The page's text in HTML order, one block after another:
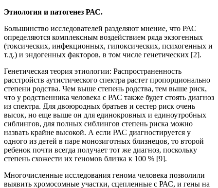
Этиология и патогенез РАС.
Большинство исследователей разделяют мнение, что РАС
определяются комплексным воздействием ряда экзогенных
(токсических, инфекционных, гипоксических, психогенных и
т.д.) и эндогенных факторов, в том числе генетических [2].
Генетическая теория этиологии: Распространенность
расстройств аутистического спектра растет пропорционально
степени родства. Чем выше степень родства, тем выше риск,
что у родственника человека с РАС также будет стоять диагноз
из спектра. Для двоюродных братьев и сестер риск очень
высок, но еще выше он для единокровных и единоутробных
сиблингов, для полных сиблингов степень риска можно
назвать крайне высокой. А если РАС диагностируется у
одного из детей в паре монозиготных близнецов, то второй
ребенок почти всегда получает тот же диагноз, поскольку
степень схожести их геномов близка к 100 % [9].
Многочисленные исследования генома человека позволили
выявить хромосомные участки, сцепленные с РАС, и гены на